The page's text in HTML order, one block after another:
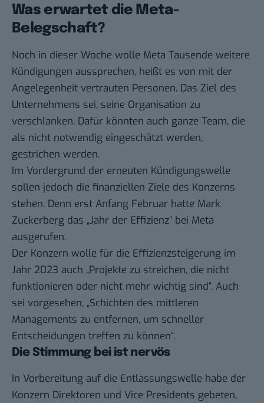
Was erwartet die Meta-
Belegschaft?
Noch in dieser Woche wolle Meta Tausende weitere
Kündigungen aussprechen, heißt es von mit der
Angelegenheit vertrauten Personen. Das Ziel des
Unternehmens sei, seine Organisation zu
verschlanken. Dafür könnten auch ganze Team, die
als nicht notwendig eingeschätzt werden,
gestrichen werden.
Im Vordergrund der erneuten Kündigungswelle
sollen jedoch die finanziellen Ziele des Konzerns
stehen. Denn erst Anfang Februar hatte Mark
Zuckerberg das „Jahr der Effizienz“ bei Meta
ausgerufen.
Der Konzern wolle für die Effizienzsteigerung im
Jahr 2023 auch „Projekte zu streichen, die nicht
funktionieren oder nicht mehr wichtig sind“. Auch
sei vorgesehen, „Schichten des mittleren
Managements zu entfernen, um schneller
Entscheidungen treffen zu können“.
Die Stimmung bei ist nervös
In Vorbereitung auf die Entlassungswelle habe der
Konzern Direktoren und Vice Presidents gebeten,